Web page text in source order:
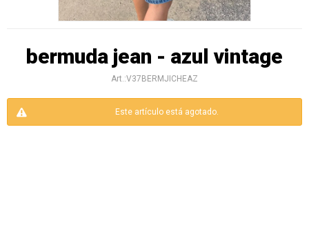
bermuda jean - azul vintage
V37BERMJICHEAZ
Este artículo está agotado.